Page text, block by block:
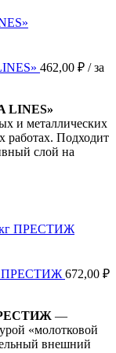
462,00 ₽ / за
LINES»
и металлических
работах. Подходит
слой на
ПРЕСТИЖ 672,00 ₽
—
«молотковой
внешний